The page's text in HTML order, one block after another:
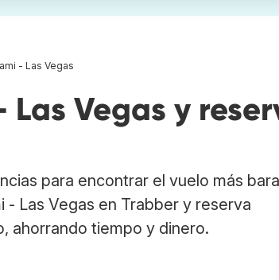
- Las Vegas
Vegas y
para encontrar el vuelo más
- Las Vegas en Trabber y reserva
ahorrando tiempo y dinero.